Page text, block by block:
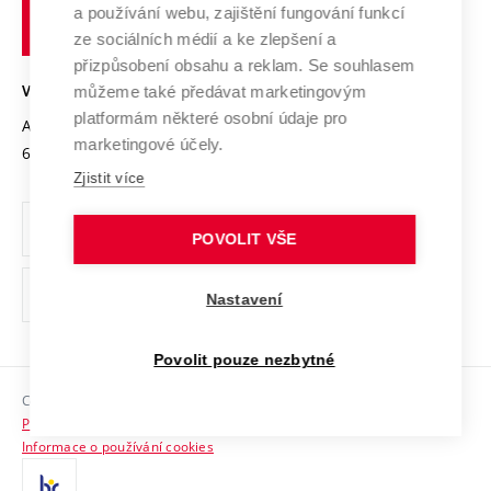
Transfer znalostí
Open Science
Projekty
Projekty ze strukturálních fondů
Specifický výzkum
Mezinárodní dohody
Univerzitní sítě
Podnikavá univerzita / ContriBUTe
Bezpečná univerzita
Vyznamenání
Organizační struktura
Ochrana osobních údajů
odkaz)
Sociální bezpečí
HR Award
technické
VYSOKÉ UČENÍ TECHNICKÉ V BRNĚ
Antonínská 548/1
602 00 Brno
www.vut.cz
vut@vutbr.cz
Copyright © 2026 VUT
Prohlášení o přístupnosti
Informace o používání cookies
a používání webu, zajištění fungování funkcí
ze sociálních médií a ke zlepšení a
přizpůsobení obsahu a reklam. Se souhlasem
můžeme také předávat marketingovým
platformám některé osobní údaje pro
marketingové účely.
Zjistit více
POVOLIT VŠE
Nastavení
Povolit pouze nezbytné